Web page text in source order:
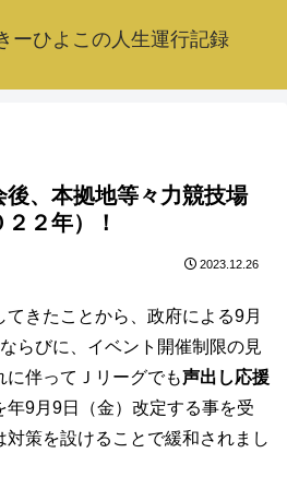
ーひよこの人生運行記録
後、本拠地等々力競技場
２年）！
2023.12.26
きたことから、政府による9月
らびに、イベント開催制限の見
伴ってＪリーグでも声出し応援
年9月9日（金）改定する事を受
策を設けることで緩和されまし